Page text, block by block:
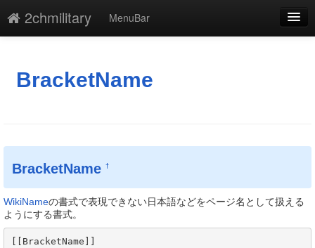
2chmilitary
MenuBar
添付
一覧
単語検索
BracketName
BracketName †
WikiNameの書式で表現できない日本語などをページ名として扱える
ようにする書式。
[[BracketName]]